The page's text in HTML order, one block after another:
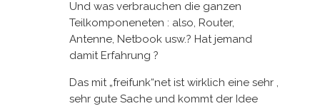
Und was verbrauchen die ganzen
Teilkomponeneten : also, Router,
Antenne, Netbook usw.? Hat jemand
damit Erfahrung ?
Das mit „freifunk“net ist wirklich eine sehr ,
sehr gute Sache und kommt der Idee